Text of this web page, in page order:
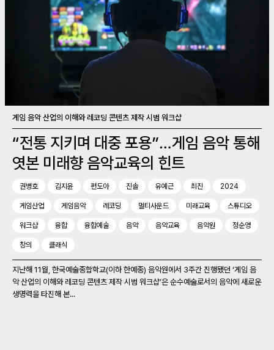
게임 음악 산업의 이해와 레코딩 콘텐츠 제작 시범 워크샵
“전통 지키며 대중 포용”…게임 음악 통해
엿본 미래향 음악교육의 힌트
권병호 김지윤 편도아 진솔 유예근 최진 2024
게임산업 게임음악 레코딩 멀티사운드 미래교육 스튜디오
워크샵 융합 융합예술 음악 음악교육 음악원 정순영
창의 클래식
지난해 11월, 한국예술종합학교(이하 한예종) 음악원에서 3주간 진행됐던 ‘게임 음
악 산업의 이해와 레코딩 콘텐츠 제작 시범 워크샵’은 순수예술로서의 음악에 새로운
생명력을 타진해 본...